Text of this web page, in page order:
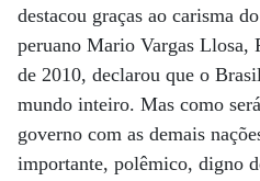
destacou graças ao carisma
peruano Mario Vargas Llosa,
de 2010, declarou que o
mundo inteiro. Mas como
governo com as demais
importante, polêmico, digno